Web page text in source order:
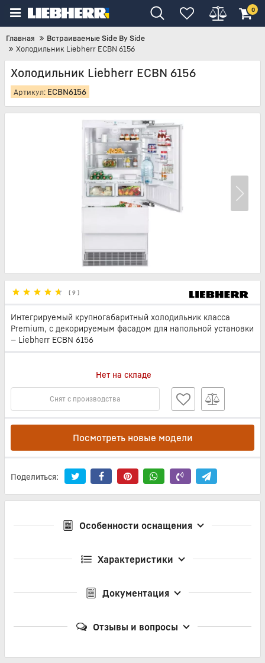
0
Главная
Встраиваемые Side By Side
Холодильник Liebherr ECBN 6156
Холодильник Liebherr ECBN 6156
Артикул: ECBN6156
( 9 )
Интегрируемый крупногабаритный холодильник класса
Premium, с декорируемым фасадом для напольной установки
— Liebherr ECBN 6156
Нет на складе
Снят с производства
Посмотреть новые модели
Поделиться:
Особенности оснащения
Характеристики
Документация
Отзывы и вопросы